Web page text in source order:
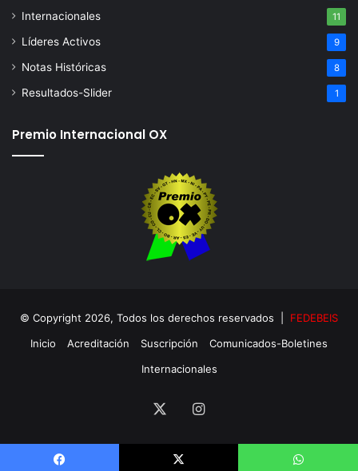
Internacionales 11
Líderes Activos 9
Notas Históricas 8
Resultados-Slider 1
Premio Internacional OX
© Copyright 2026, Todos los derechos reservados | FEDEBEIS
Inicio
Acreditación Suscripción
Comunicados-Boletines
Internacionales
Instagram